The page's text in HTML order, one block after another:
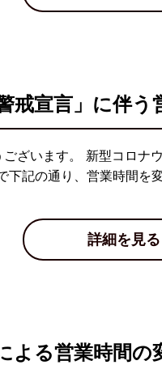
戒宣言」に伴う
ざいます。 新型コロナ
下記の通り、営業時間を
詳細を見る
よる営業時間の